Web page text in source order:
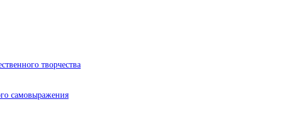
творчества
самовыражения